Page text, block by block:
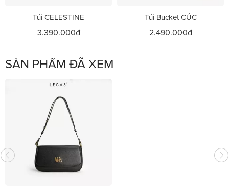
Túi CELESTINE
3.390.000₫
Túi Bucket CÚC
2.490.000₫
SẢN PHẨM ĐÃ XEM